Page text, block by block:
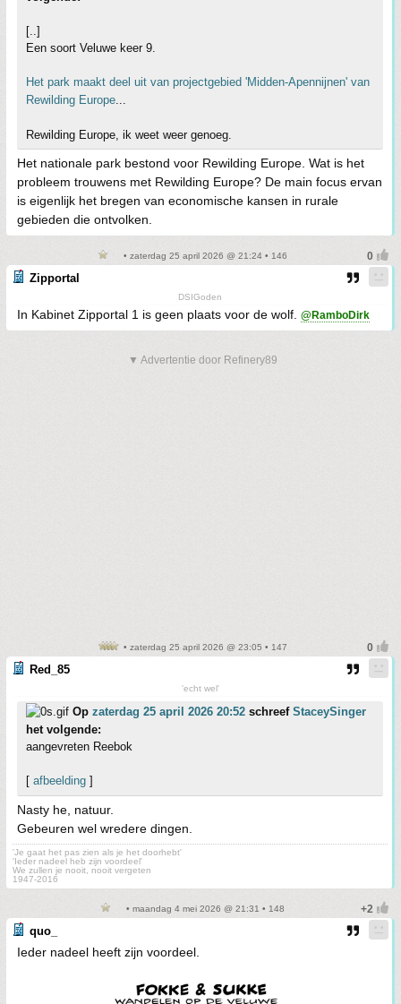
[..]
Een soort Veluwe keer 9.
Het park maakt deel uit van projectgebied 'Midden-Apennijnen' van
Rewilding Europe
Rewilding Europe, ik weet weer genoeg.
Het nationale park bestond voor Rewilding Europe. Wat is het
probleem trouwens met Rewilding Europe? De main focus ervan
is eigenlijk het bregen van economische kansen in rurale
gebieden die ontvolken.
• zaterdag 25 april 2026 @ 21:24 • 146
Zipportal
DSIGoden
In Kabinet Zipportal 1 is geen plaats voor de wolf. @RamboDirk
▼ Advertentie door Refinery89
• zaterdag 25 april 2026 @ 23:05 • 147
Red_85
'echt wel'
Op zaterdag 25 april 2026 20:52 schreef StaceySinger
het volgende:
aangevreten Reebok
[ afbeelding ]
Nasty he, natuur.
Gebeuren wel wredere dingen.
'Je gaat het pas zien als je het doorhebt'
'Ieder nadeel heb zijn voordeel'
We zullen je nooit, nooit vergeten
1947-2016
• maandag 4 mei 2026 @ 21:31 • 148
quo_
Ieder nadeel heeft zijn voordeel.